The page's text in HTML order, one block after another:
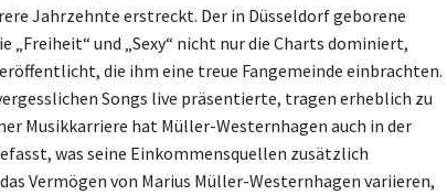
Jahrzehnte erstreckt. Der in Düsseldorf geborene
„Freiheit“ und „Sexy“ nicht nur die Charts dominiert,
die ihm eine treue Fangemeinde einbrachten.
Songs live präsentierte, tragen erheblich zu
Musikkarriere hat Müller-Westernhagen auch in der
was seine Einkommensquellen zusätzlich
Vermögen von Marius Müller-Westernhagen variieren,